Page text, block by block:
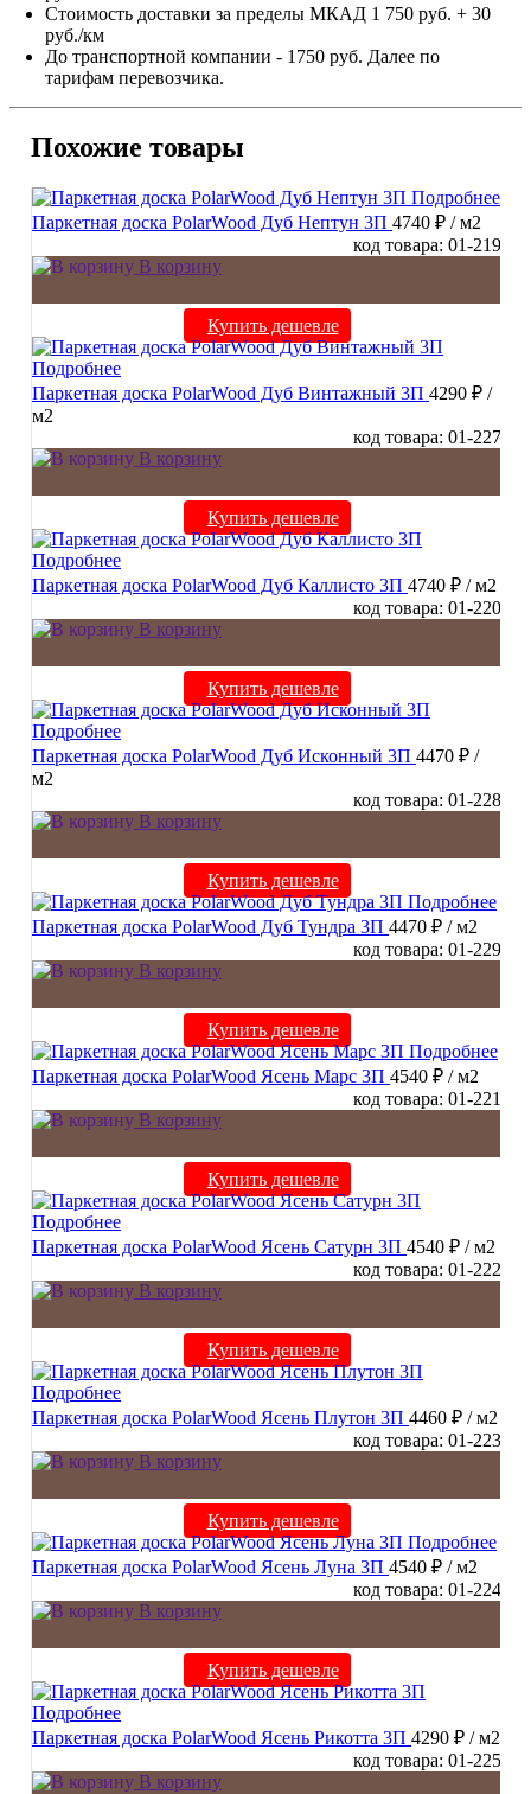
Стоимость доставки за пределы МКАД 1 750 руб. + 30
руб./км
До транспортной компании - 1750 руб. Далее по
тарифам перевозчика.
Похожие товары
Подробнее
Паркетная доска PolarWood Дуб Нептун 3П 4740 ₽ / м2
код товара: 01-219
В корзину
Купить дешевле
Подробнее
Паркетная доска PolarWood Дуб Винтажный 3П 4290 ₽ /
м2
код товара: 01-227
В корзину
Купить дешевле
Подробнее
Паркетная доска PolarWood Дуб Каллисто 3П 4740 ₽ / м2
код товара: 01-220
В корзину
Купить дешевле
Подробнее
Паркетная доска PolarWood Дуб Исконный 3П 4470 ₽ /
м2
код товара: 01-228
В корзину
Купить дешевле
Подробнее
Паркетная доска PolarWood Дуб Тундра 3П 4470 ₽ / м2
код товара: 01-229
В корзину
Купить дешевле
Подробнее
Паркетная доска PolarWood Ясень Марс 3П 4540 ₽ / м2
код товара: 01-221
В корзину
Купить дешевле
Подробнее
Паркетная доска PolarWood Ясень Сатурн 3П 4540 ₽ / м2
код товара: 01-222
В корзину
Купить дешевле
Подробнее
Паркетная доска PolarWood Ясень Плутон 3П 4460 ₽ / м2
код товара: 01-223
В корзину
Купить дешевле
Подробнее
Паркетная доска PolarWood Ясень Луна 3П 4540 ₽ / м2
код товара: 01-224
В корзину
Купить дешевле
Подробнее
Паркетная доска PolarWood Ясень Рикотта 3П 4290 ₽ / м2
код товара: 01-225
В корзину